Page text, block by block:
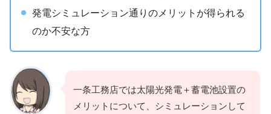
発電シミュレーション通りのメリットが得られる
のか不安な方
一条工務店では太陽光発電＋蓄電池設置の
メリットについて、シミュレーションして